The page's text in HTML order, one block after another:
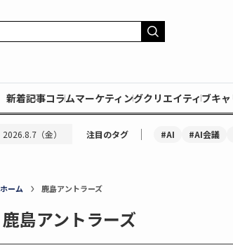
新着記事コラムマーケティングクリエイティブキ
2026.8.7（金） 注目のタグ ｜ #AI #AI会議
ホーム 鹿島アントラーズ
鹿島アントラーズ